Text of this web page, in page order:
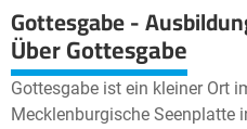
Gottesgabe -
+
−
Über Gottesgabe
Gottesgabe ist ein kleiner Ort
Mecklenburgische Seenplatte